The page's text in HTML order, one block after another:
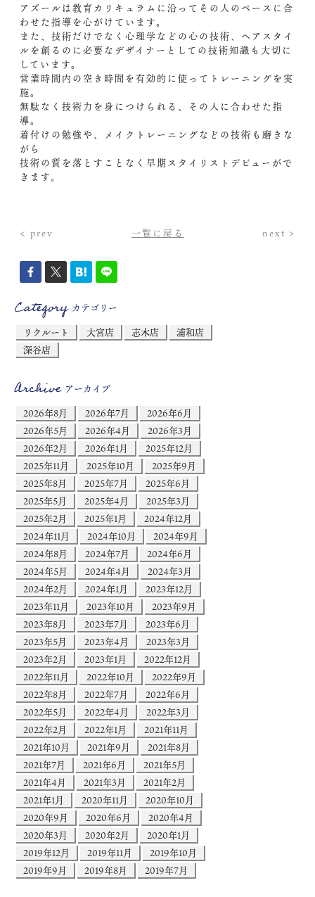
アズールは教育カリキュラムに沿ってその人のペースに合
わせた指導を心がけています。
また、技術だけでなく心理学などの心の技術、ヘアスタイ
ルを創るのに必要なデザイナーとしての技術知識も大切に
しています。
営業時間内の空き時間を有効的に使ってトレーニングを実
施。
無駄なく技術力を身につけられる、その人に合わせた指
導。
着付けの勉強や、メイクトレーニングなどの技術も磨きな
がら
技術の質を落とすことなく早期スタイリストデビューがで
きます。
< prev 一覧に戻る next >
Categoryカテゴリー
リクルート
大宮店 志木店
浦和店
深谷店
Archiveアーカイブ
2026年8月
2026年7月
2026年6月
2026年5月
2026年4月
2026年3月
2026年2月
2026年1月
2025年12月
2025年11月
2025年10月
2025年9月
2025年8月
2025年7月
2025年6月
2025年5月
2025年4月
2025年3月
2025年2月
2025年1月
2024年12月
2024年11月
2024年10月
2024年9月
2024年8月
2024年7月
2024年6月
2024年5月
2024年4月
2024年3月
2024年2月
2024年1月
2023年12月
2023年11月
2023年10月
2023年9月
2023年8月
2023年7月
2023年6月
2023年5月
2023年4月
2023年3月
2023年2月
2023年1月
2022年12月
2022年11月
2022年10月
2022年9月
2022年8月
2022年7月
2022年6月
2022年5月
2022年4月
2022年3月
2022年2月
2022年1月
2021年11月
2021年10月
2021年9月
2021年8月
2021年7月
2021年6月
2021年5月
2021年4月
2021年3月
2021年2月
2021年1月
2020年11月
2020年10月
2020年9月
2020年6月
2020年4月
2020年3月
2020年2月
2020年1月
2019年12月
2019年11月
2019年10月
2019年9月
2019年8月 2019年7月